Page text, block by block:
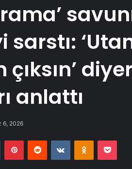
sarstı:
anlattı
6, 2026
Tumblr PinterestReddit VKontakteOdnoklassniki